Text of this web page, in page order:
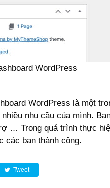
WordPress
WordPress là một
nhiều nhu cầu của mình.
… Trong quá trình thực
các bạn thành công.
Tweet